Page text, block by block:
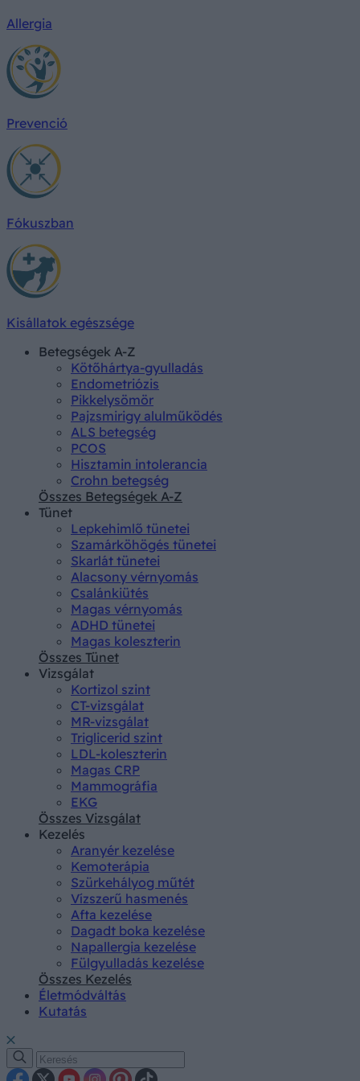
Allergia
Prevenció
Fókuszban
Kisállatok egészsége
Betegségek A-Z
Kötőhártya-gyulladás
Endometriózis
Pikkelysömör
Pajzsmirigy alulműködés
ALS betegség
PCOS
Hisztamin intolerancia
Crohn betegség
Összes Betegségek A-Z
Tünet
Lepkehimlő tünetei
Szamárköhögés tünetei
Skarlát tünetei
Alacsony vérnyomás
Csalánkiütés
Magas vérnyomás
ADHD tünetei
Magas koleszterin
Összes Tünet
Vizsgálat
Kortizol szint
CT-vizsgálat
MR-vizsgálat
Triglicerid szint
LDL-koleszterin
Magas CRP
Mammográfia
EKG
Összes Vizsgálat
Kezelés
Aranyér kezelése
Kemoterápia
Szürkehályog műtét
Vízszerű hasmenés
Afta kezelése
Dagadt boka kezelése
Napallergia kezelése
Fülgyulladás kezelése
Összes Kezelés
Életmódváltás
Kutatás